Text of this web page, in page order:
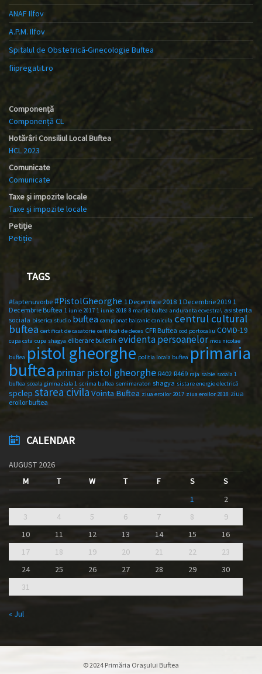
ANAF Ilfov
A.P.M. Ilfov
Spitalul de Obstetrică-Ginecologie Buftea
fiipregatit.ro
Componență
Componență CL
Hotărâri Consiliul Local Buftea
HCL 2023
Comunicate
Comunicate
Taxe și impozite locale
Taxe și impozite locale
Petiție
Petiție
TAGS
#faptenuvorbe #PistolGheorghe 1 Decembrie 2018 1 Decembrie 2019 1
Decembrie Buftea 1 iunie 2017 1 iunie 2018 8 martie buftea anduranta ecvestra\ asistenta
sociala biserica studio buftea campionat balcanic canicula centrul cultural
buftea certificat de casatorie certificat de deces CFR Buftea cod portocaliu COVID-19
cupa csta cupa shagya eliberare buletin evidenta persoanelor mos nicolae
buftea pistol gheorghe politia locala buftea primaria
buftea primar pistol gheorghe R402 R469 raja sabie scoala 1
buftea scoala gimnaziala 1 scrima buftea semimaraton shagya sistare energie electrică
spclep starea civila Vointa Buftea ziua eroilor 2017 ziua eroilor 2018 ziua
eroilor buftea
CALENDAR
AUGUST 2026
M
T W T F S
S
1
2
3
4 5 6 7 8
9
10
11 12 13 14 15
16
17
18 19 20 21 22
23
24
25 26 27 28 29
30
31
« Jul
© 2024 Primăria Orașului Buftea